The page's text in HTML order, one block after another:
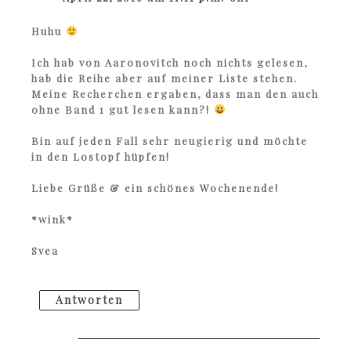
Huhu
Ich hab von Aaronovitch noch nichts gelesen,
hab die Reihe aber auf meiner Liste stehen.
Meine Recherchen ergaben, dass man den auch
ohne Band 1 gut lesen kann?!
Bin auf jeden Fall sehr neugierig und möchte
in den Lostopf hüpfen!
Liebe Grüße & ein schönes Wochenende!
*wink*
Svea
Antworten